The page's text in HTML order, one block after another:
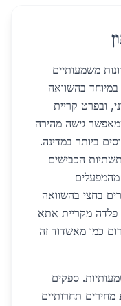
משמעותיים
ולקונים כאחד בשנת 2026, במיוחד בהשוואה
ובפרט קריית
גישה מהירה
ביותר במדינה.
הכבישים
ההובלה מהמפעלים
בחצי בהשוואה
פלדה מקריית אתא
כמו מאשדוד זה
ספקים
מחירים תחרותיים